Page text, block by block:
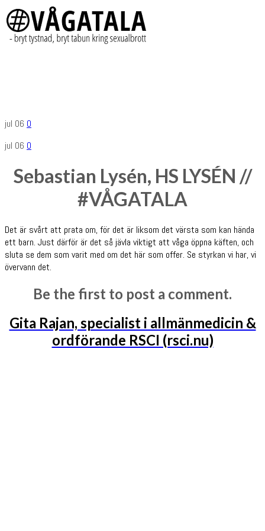
jul 06 0
jul 06 0
Sebastian Lysén, HS LYSÉN //
#VÅGATALA
Det är svårt att prata om, för det är liksom det värsta som kan hända
ett barn. Just därför är det så jävla viktigt att våga öppna käften, och
sluta se dem som varit med om det här som offer. Se styrkan vi har, vi
övervann det.
Be the first to post a comment.
Gita Rajan, specialist i allmänmedicin &
ordförande RSCI (rsci.nu)